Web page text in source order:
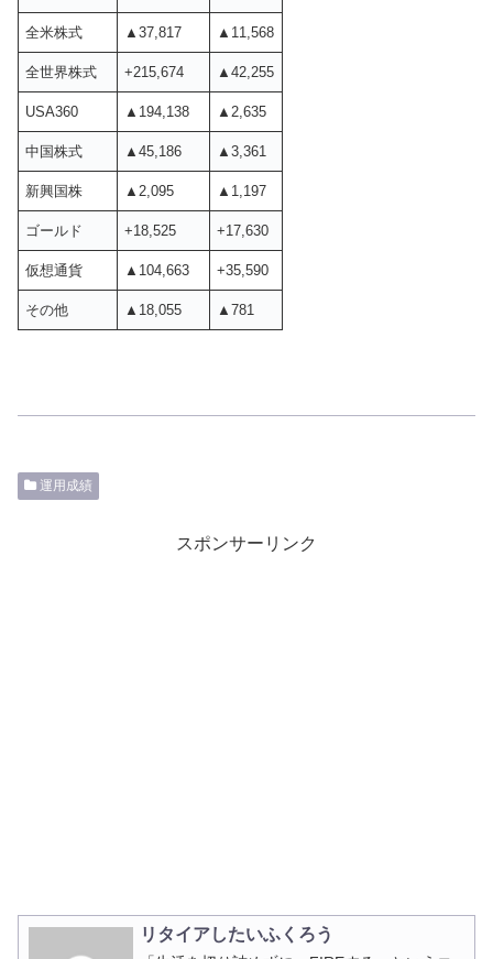
全米株式 ▲37,817 ▲11,568
全世界株式 +215,674 ▲42,255
USA360 ▲194,138 ▲2,635
中国株式 ▲45,186 ▲3,361
新興国株 ▲2,095 ▲1,197
ゴールド +18,525 +17,630
仮想通貨 ▲104,663 +35,590
その他 ▲18,055 ▲781
運用成績
スポンサーリンク
リタイアしたいふくろう